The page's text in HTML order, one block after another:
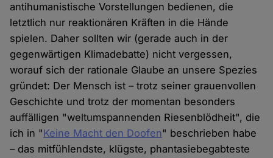
antihumanistische Vorstellungen bedienen, die
letztlich nur reaktionären Kräften in die Hände
spielen. Daher sollten wir (gerade auch in der
gegenwärtigen Klimadebatte) nicht vergessen,
worauf sich der rationale Glaube an unsere Spezies
gründet: Der Mensch ist – trotz seiner grauenvollen
Geschichte und trotz der momentan besonders
auffälligen "weltumspannenden Riesenblödheit", die
ich in "Keine Macht den Doofen" beschrieben habe
– das mitfühlendste, klügste, phantasiebegabteste